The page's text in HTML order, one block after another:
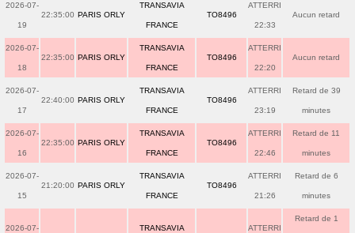
2026-07-
19
22:35:00 PARIS ORLY
TRANSAVIA
FRANCE
TO8496
ATTERRI
22:33
Aucun retard
2026-07-
18
22:35:00 PARIS ORLY
TRANSAVIA
FRANCE
TO8496
ATTERRI
22:20
Aucun retard
2026-07-
17
22:40:00 PARIS ORLY
TRANSAVIA
FRANCE
TO8496
ATTERRI
23:19
Retard de 39
minutes
2026-07-
16
22:35:00 PARIS ORLY
TRANSAVIA
FRANCE
TO8496
ATTERRI
22:46
Retard de 11
minutes
2026-07-
15
21:20:00 PARIS ORLY
TRANSAVIA
FRANCE
TO8496
ATTERRI
21:26
Retard de 6
minutes
2026-07- TRANSAVIA ATTERRI
Retard de 1